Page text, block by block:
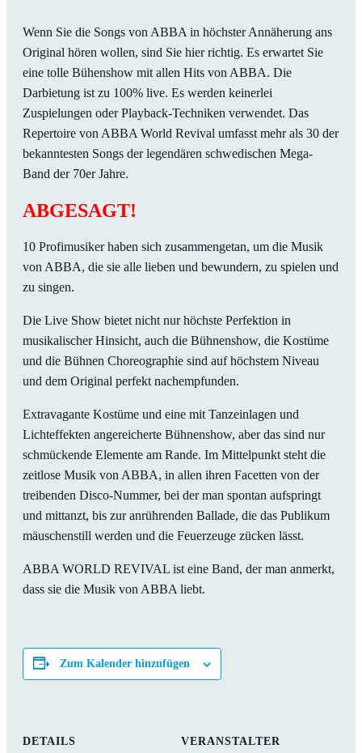
Wenn Sie die Songs von ABBA in höchster Annäherung ans
Original hören wollen, sind Sie hier richtig. Es erwartet Sie
eine tolle Bühenshow mit allen Hits von ABBA. Die
Darbietung ist zu 100% live. Es werden keinerlei
Zuspielungen oder Playback-Techniken verwendet. Das
Repertoire von ABBA World Revival umfasst mehr als 30 der
bekanntesten Songs der legendären schwedischen Mega-
Band der 70er Jahre.
ABGESAGT!
10 Profimusiker haben sich zusammengetan, um die Musik
von ABBA, die sie alle lieben und bewundern, zu spielen und
zu singen.
Die Live Show bietet nicht nur höchste Perfektion in
musikalischer Hinsicht, auch die Bühnenshow, die Kostüme
und die Bühnen Choreographie sind auf höchstem Niveau
und dem Original perfekt nachempfunden.
Extravagante Kostüme und eine mit Tanzeinlagen und
Lichteffekten angereicherte Bühnenshow, aber das sind nur
schmückende Elemente am Rande. Im Mittelpunkt steht die
zeitlose Musik von ABBA, in allen ihren Facetten von der
treibenden Disco-Nummer, bei der man spontan aufspringt
und mittanzt, bis zur anrührenden Ballade, die das Publikum
mäuschenstill werden und die Feuerzeuge zücken lässt.
ABBA WORLD REVIVAL ist eine Band, der man anmerkt,
dass sie die Musik von ABBA liebt.
Zum Kalender hinzufügen
DETAILS
VERANSTALTER